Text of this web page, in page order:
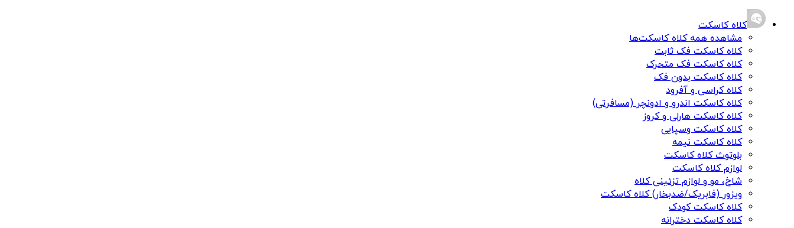
کلاه کاسکت
مشاهده همه کلاه کاسکت‌ها
کلاه کاسکت فک ثابت
کلاه کاسکت فک متحرک
کلاه کاسکت بدون فک
کلاه کراسی و آفرود
کلاه کاسکت اندرو و ادونچر (مسافرتی)
کلاه کاسکت هارلی و کروز
کلاه کاسکت وسپایی
کلاه کاسکت نیمه
بلوتوث کلاه کاسکت
لوازم کلاه کاسکت
شاخ، مو و لوازم تزئینی کلاه
ویزور (فابریک/ضدبخار) کلاه کاسکت
کلاه کاسکت کودک
کلاه کاسکت دخترانه